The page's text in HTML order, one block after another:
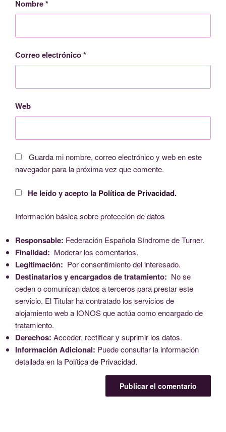
Nombre*
Correo electrónico*
Web
Guarda mi nombre, correo electrónico y web en este
navegador para la próxima vez que comente.
He leído y acepto la Política de Privacidad.
Información básica sobre protección de datos
Responsable: Federación Española Síndrome de Turner.
Finalidad: Moderar los comentarios.
Legitimación: Por consentimiento del interesado.
Destinatarios y encargados de tratamiento: No se
ceden o comunican datos a terceros para prestar este
servicio. El Titular ha contratado los servicios de
alojamiento web a IONOS que actúa como encargado de
tratamiento.
Derechos: Acceder, rectificar y suprimir los datos.
Información Adicional: Puede consultar la información
detallada en la Política de Privacidad.